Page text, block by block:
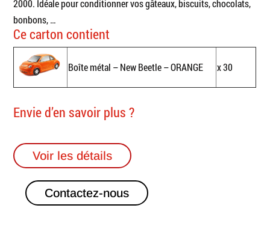
2000. Idéale pour conditionner vos gâteaux, biscuits, chocolats,
bonbons, …
Ce carton contient
Boîte métal – New Beetle – ORANGE x 30
Envie d’en savoir plus ?
Voir les détails
Contactez-nous